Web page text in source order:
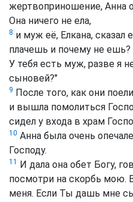
жертвоприношение, Анна
Она ничего не ела,
8 и муж её, Елкана, сказал
плачешь и почему не
У тебя есть муж, разве я
сыновей?"
9 После того, как они
и вышла помолиться
сидел у входа в храм
10 Анна была очень
Господу.
11
И дала она обет Богу,
посмотри на скорбь мою.
меня. Если Ты дашь мне